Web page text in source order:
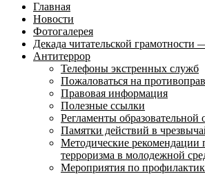
Главная
Новости
Фотогалерея
Декада читательской грамотности
Антитеррор
Телефоны экстренных служб
Пожаловаться на
Правовая информация
Полезные ссылки
Регламенты образовательной
Памятки действий в
Методические рекомендации
терроризма в молодежной
Мероприятия по